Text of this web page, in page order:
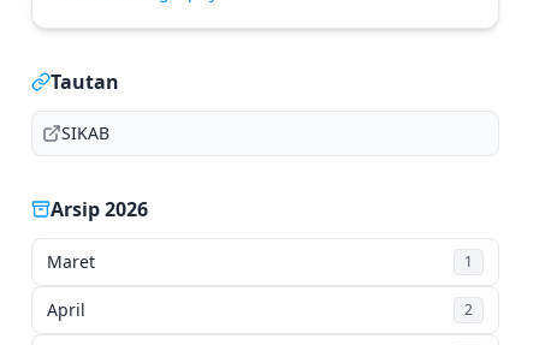
Tautan
SIKAB
Arsip 2026
Maret 1
April 2